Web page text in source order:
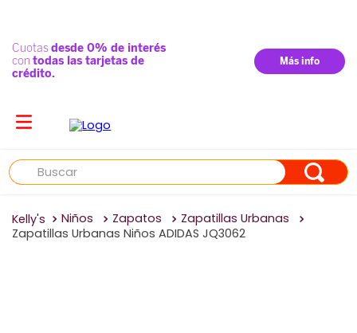
Buscar
Niños Zapatos
Zapatillas Urbanas
Zapatillas Urbanas Niños ADIDAS JQ3062